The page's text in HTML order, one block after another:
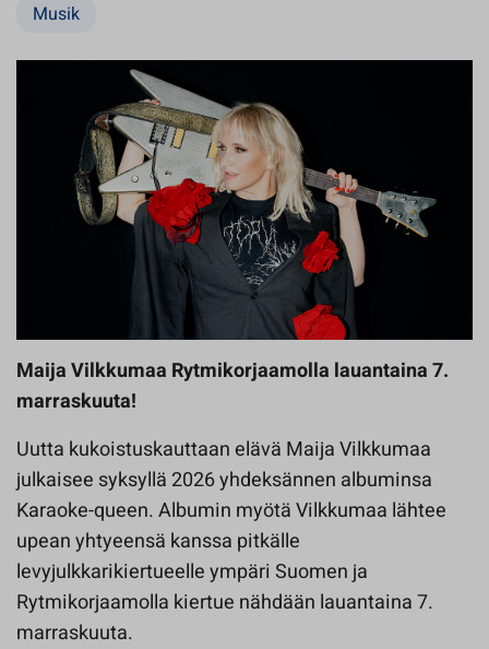
Musik
Maija Vilkkumaa Rytmikorjaamolla lauantaina 7.
marraskuuta!
Uutta kukoistuskauttaan elävä Maija Vilkkumaa
julkaisee syksyllä 2026 yhdeksännen albuminsa
Karaoke-queen. Albumin myötä Vilkkumaa lähtee
upean yhtyeensä kanssa pitkälle
levyjulkkarikiertueelle ympäri Suomen ja
Rytmikorjaamolla kiertue nähdään lauantaina 7.
marraskuuta.